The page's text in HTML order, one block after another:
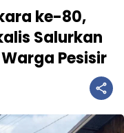
ke-80,
Salurkan
Pesisir